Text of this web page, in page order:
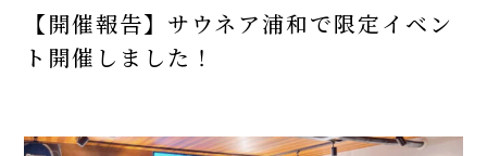
【開催報告】サウネア浦和で限定イベン
ト開催しました！